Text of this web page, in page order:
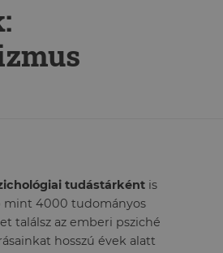
tudástárként is
mint 4000 tudományos
találsz az emberi psziché
hosszú évek alatt